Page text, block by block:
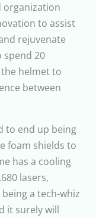
organization
to assist
rejuvenate
spend 20
helmet to
between
to end up being
foam shields to
has a cooling
lasers,
a tech-whiz
it surely will